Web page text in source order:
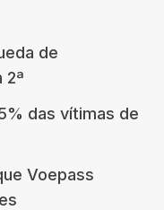
de
2ª
das vítimas de
Voepass